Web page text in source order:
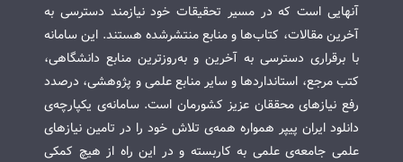
آنهایی است که در مسیر تحقیقات خود نیازمند دسترسی به
آخرین مقالات، کتاب‌ها و منابع منتشرشده هستند. این سامانه
با برقراری دسترسی به آخرین و به‌روزترین منابع دانشگاهی،
کتب مرجع، استانداردها و سایر منابع علمی و پژوهشی، درصدد
رفع نیازهای محققان عزیز کشورمان است. سامانه‌ی یکپارچه‌ی
دانلود ایران پیپر همواره همه‌ی تلاش خود را در تامین نیازهای
علمی جامعه‌ی علمی به کاربسته و در این راه از هیچ کمکی